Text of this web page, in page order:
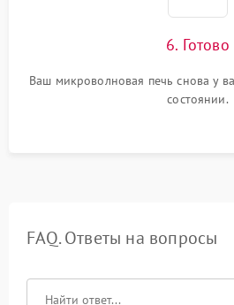
6. Готово
Ваш микроволновая печь снова у
состоянии.
FAQ. Ответы на вопросы